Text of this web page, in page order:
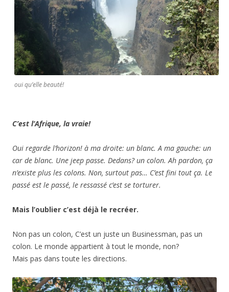
oui qu’elle beauté!
C’est l’Afrique, la vraie!
Oui regarde l’horizon! à ma droite: un blanc. A ma gauche: un
car de blanc. Une jeep passe. Dedans? un colon. Ah pardon, ça
n’existe plus les colons. Non, surtout pas… C’est fini tout ça. Le
passé est le passé, le ressassé c’est se torturer.
Mais l’oublier c’est déjà le recréer.
Non pas un colon, C’est un juste un Businessman, pas un
colon. Le monde appartient à tout le monde, non?
Mais pas dans toute les directions.